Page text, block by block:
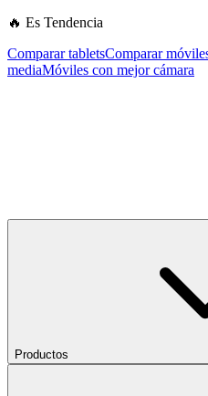
🔥 Es Tendencia
Comparar tabletsComparar
mediaMóviles con mejor cámara
Productos